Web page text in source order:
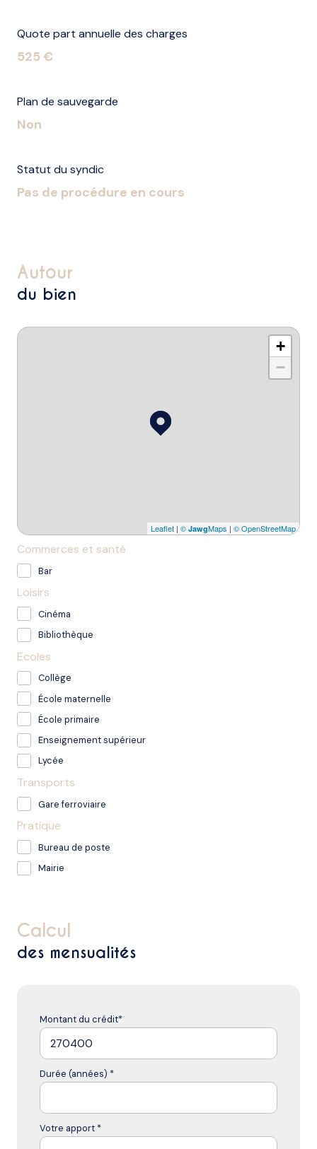
Quote part annuelle des charges
525 €
Plan de sauvegarde
Non
Statut du syndic
Pas de procédure en cours
autour
du bien
+
−
Leaflet | © JawgMaps | © OpenStreetMap
Commerces et santé
Bar
Loisirs
Cinéma
Bibliothèque
Ecoles
Collège
École maternelle
École primaire
Enseignement supérieur
Lycée
Transports
Gare ferroviaire
Pratique
Bureau de poste
Mairie
calcul
des mensualités
Montant du crédit*
Durée (années) *
Votre apport *